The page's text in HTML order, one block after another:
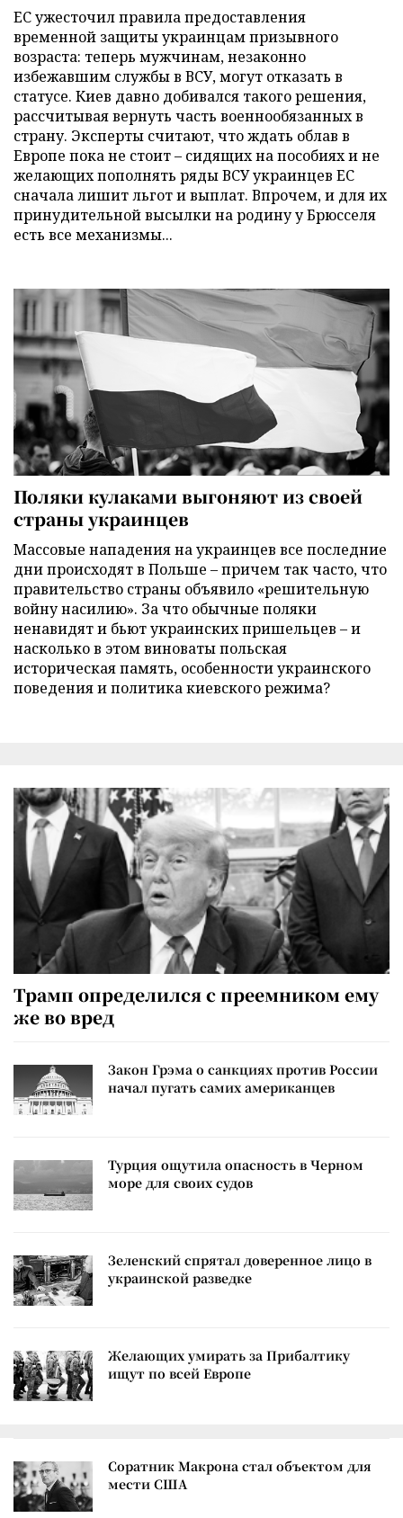
ЕС ужесточил правила предоставления
временной защиты украинцам призывного
возраста: теперь мужчинам, незаконно
избежавшим службы в ВСУ, могут отказать в
статусе. Киев давно добивался такого решения,
рассчитывая вернуть часть военнообязанных в
страну. Эксперты считают, что ждать облав в
Европе пока не стоит – сидящих на пособиях и не
желающих пополнять ряды ВСУ украинцев ЕС
сначала лишит льгот и выплат. Впрочем, и для их
принудительной высылки на родину у Брюсселя
есть все механизмы...
Поляки кулаками выгоняют из своей
страны украинцев
Массовые нападения на украинцев все последние
дни происходят в Польше – причем так часто, что
правительство страны объявило «решительную
войну насилию». За что обычные поляки
ненавидят и бьют украинских пришельцев – и
насколько в этом виноваты польская
историческая память, особенности украинского
поведения и политика киевского режима?
Трамп определился с преемником ему
же во вред
Закон Грэма о санкциях против России
начал пугать самих американцев
Турция ощутила опасность в Черном
море для своих судов
Зеленский спрятал доверенное лицо в
украинской разведке
Желающих умирать за Прибалтику
ищут по всей Европе
Соратник Макрона стал объектом для
мести США